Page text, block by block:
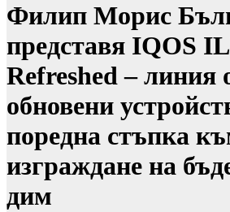
Филип Морис
представя IQOS
Refreshed – линия
обновени
поредна стъпка
изграждане на
дим